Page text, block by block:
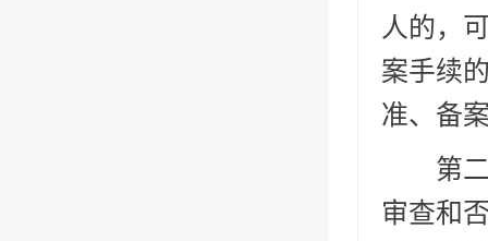
人的，
案手续
准、备
第二
审查和